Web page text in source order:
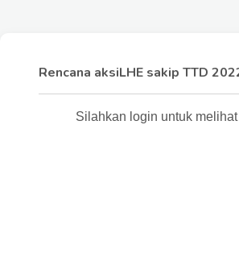
Rencana aksiLHE sakip TTD
Silahkan login untuk